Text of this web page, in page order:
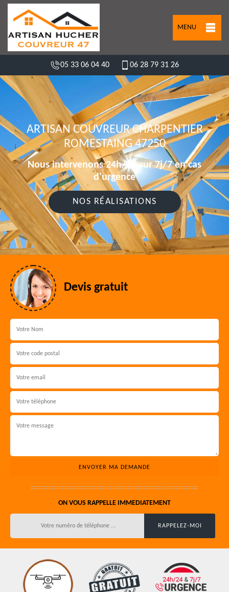
MENU
05 33 06 04 40 06 28 79 31 26
ARTISAN COUVREUR CHARPENTIER
ROMESTAING 47250
Nous intervenons 24h/24 sur 7j/7 en cas
d'urgence
NOS RÉALISATIONS
Devis gratuit
ON VOUS RAPPELLE IMMEDIATEMENT